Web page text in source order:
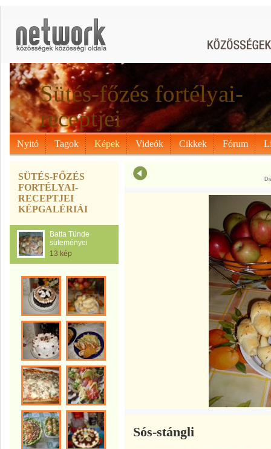
Sütés-főzés fortélyai-
receptjei
Nyitó Tagok Képek Videók Cikkek Fórum
SÜTÉS-FŐZÉS
FORTÉLYAI-
RECEPTJEI
KÉPGALÉRIÁI
Batta Tünde
süteményei
13 kép
Sós-stángli